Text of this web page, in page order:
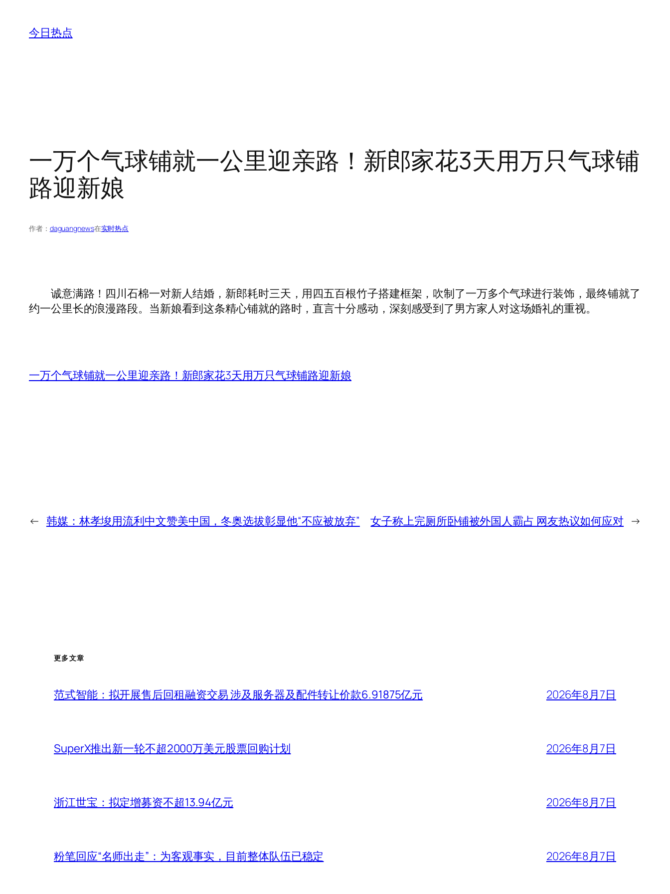
今日热点
一万个气球铺就一公里迎亲路！新郎家花3天用万只气球铺
路迎新娘
作者： daguangnews在实时热点
诚意满路！四川石棉一对新人结婚，新郎耗时三天，用四五百根竹子搭建框架，吹制了一万多个气球进行装饰，最终铺就了
约一公里长的浪漫路段。当新娘看到这条精心铺就的路时，直言十分感动，深刻感受到了男方家人对这场婚礼的重视。
一万个气球铺就一公里迎亲路！新郎家花3天用万只气球铺路迎新娘
← 韩媒：林孝埈用流利中文赞美中国，冬奥选拔彰显他“不应被放弃” 女子称上完厕所卧铺被外国人霸占 网友热议如何应对 →
更多文章
范式智能：拟开展售后回租融资交易 涉及服务器及配件转让价款6.91875亿元 2026年8月7日
SuperX推出新一轮不超2000万美元股票回购计划 2026年8月7日
浙江世宝：拟定增募资不超13.94亿元 2026年8月7日
粉笔回应“名师出走”：为客观事实，目前整体队伍已稳定 2026年8月7日